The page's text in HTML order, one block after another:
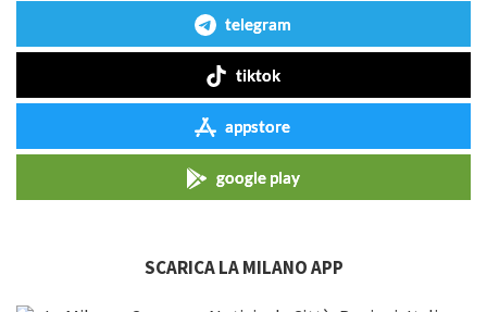
telegram
tiktok
appstore
google play
SCARICA LA MILANO APP